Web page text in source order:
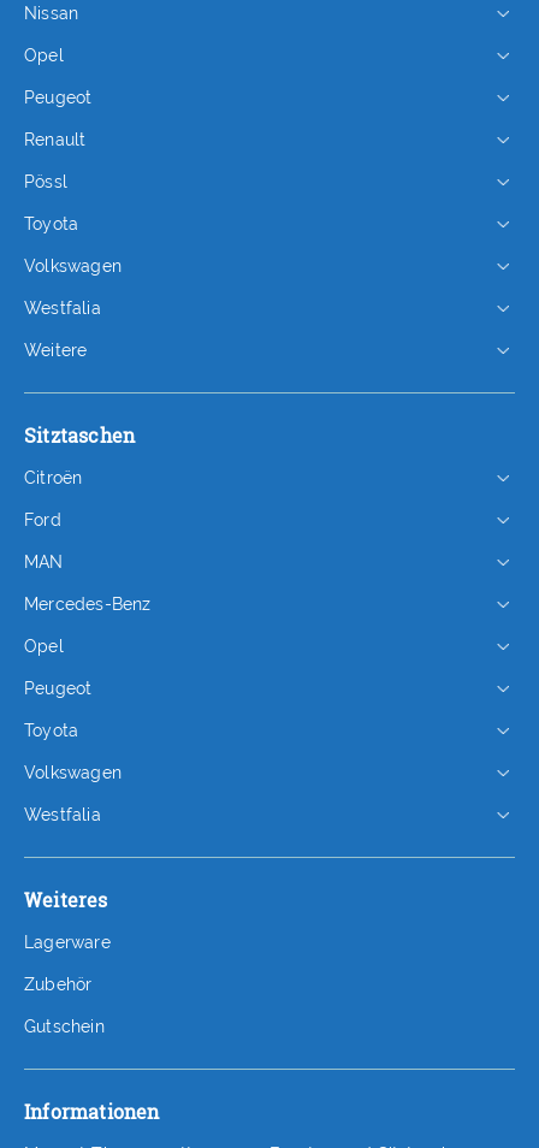
Nissan
Opel
Peugeot
Renault
Pössl
Toyota
Volkswagen
Westfalia
Weitere
Sitztaschen
Citroën
Ford
MAN
Mercedes-Benz
Opel
Peugeot
Toyota
Volkswagen
Westfalia
Weiteres
Lagerware
Zubehör
Gutschein
Informationen